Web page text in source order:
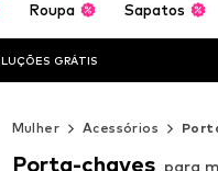
Roupa Sapatos
GRÁTIS
Mulher Acessórios
Porta-chaves para